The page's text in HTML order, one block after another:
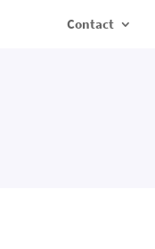
Contact